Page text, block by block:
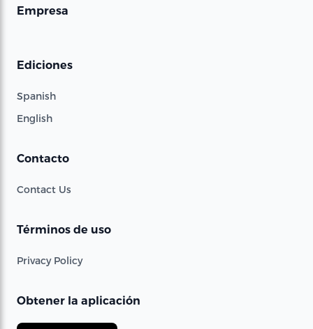
Empresa
Ediciones
Spanish
English
Contacto
Contact Us
Términos de uso
Privacy Policy
Obtener la aplicación